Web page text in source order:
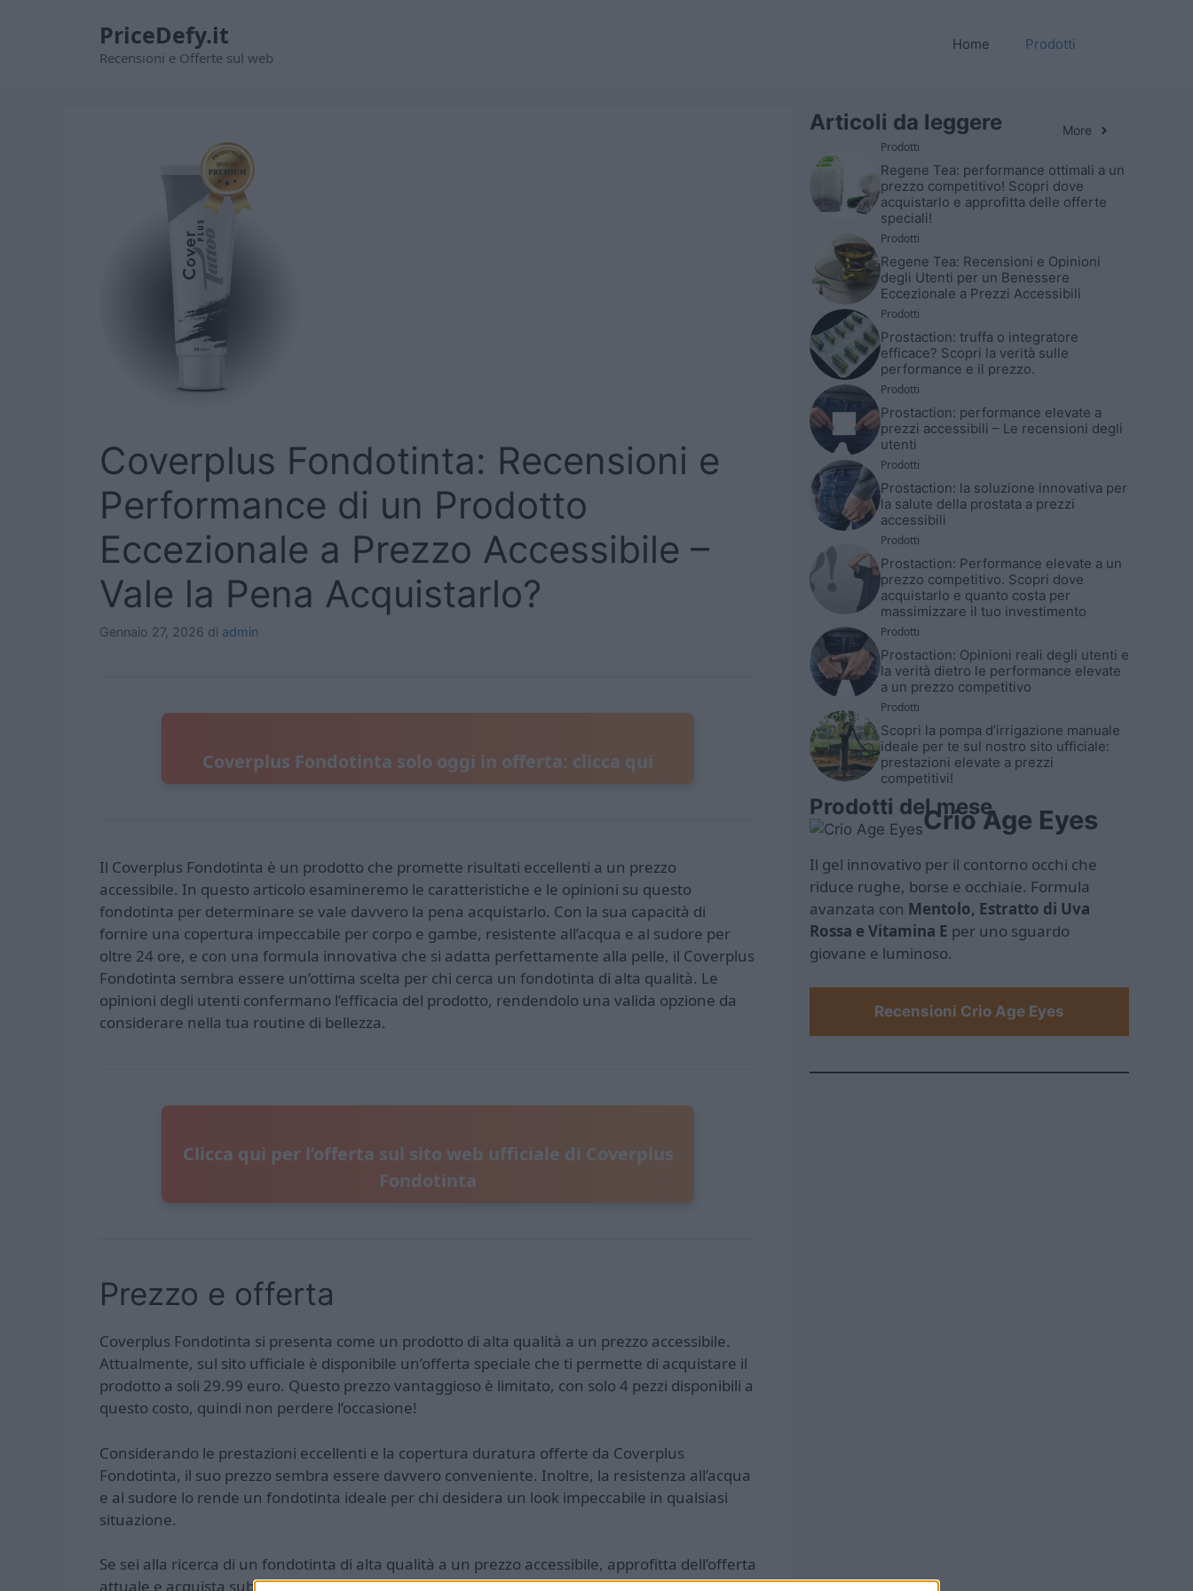
PriceDefy.it
Recensioni e Offerte sul web
Home Prodotti
Coverplus Fondotinta: Recensioni e
Performance di un Prodotto
Eccezionale a Prezzo Accessibile –
Vale la Pena Acquistarlo?
Gennaio 27, 2026 di admin
Coverplus Fondotinta solo oggi in offerta: clicca qui
Il Coverplus Fondotinta è un prodotto che promette risultati eccellenti a un prezzo
accessibile. In questo articolo esamineremo le caratteristiche e le opinioni su questo
fondotinta per determinare se vale davvero la pena acquistarlo. Con la sua capacità di
fornire una copertura impeccabile per corpo e gambe, resistente all’acqua e al sudore per
oltre 24 ore, e con una formula innovativa che si adatta perfettamente alla pelle, il Coverplus
Fondotinta sembra essere un’ottima scelta per chi cerca un fondotinta di alta qualità. Le
opinioni degli utenti confermano l’efficacia del prodotto, rendendolo una valida opzione da
considerare nella tua routine di bellezza.
Clicca qui per l’offerta sul sito web ufficiale di Coverplus
Fondotinta
Prezzo e offerta
Coverplus Fondotinta si presenta come un prodotto di alta qualità a un prezzo accessibile.
Attualmente, sul sito ufficiale è disponibile un’offerta speciale che ti permette di acquistare il
prodotto a soli 29.99 euro. Questo prezzo vantaggioso è limitato, con solo 4 pezzi disponibili a
questo costo, quindi non perdere l’occasione!
Considerando le prestazioni eccellenti e la copertura duratura offerte da Coverplus
Fondotinta, il suo prezzo sembra essere davvero conveniente. Inoltre, la resistenza all’acqua
e al sudore lo rende un fondotinta ideale per chi desidera un look impeccabile in qualsiasi
situazione.
Se sei alla ricerca di un fondotinta di alta qualità a un prezzo accessibile, approfitta dell’offerta
attuale e acquista subito il Coverplus Fondotinta dal sito ufficiale. Non lasciarti sfuggire
Articoli da leggere
More
Prodotti
Regene Tea: performance ottimali a un
prezzo competitivo! Scopri dove
acquistarlo e approfitta delle offerte
speciali!
Prodotti
Regene Tea: Recensioni e Opinioni
degli Utenti per un Benessere
Eccezionale a Prezzi Accessibili
Prodotti
Prostaction: truffa o integratore
efficace? Scopri la verità sulle
performance e il prezzo.
Prodotti
Prostaction: performance elevate a
prezzi accessibili – Le recensioni degli
utenti
Prodotti
Prostaction: la soluzione innovativa per
la salute della prostata a prezzi
accessibili
Prodotti
Prostaction: Performance elevate a un
prezzo competitivo. Scopri dove
acquistarlo e quanto costa per
massimizzare il tuo investimento
Prodotti
Prostaction: Opinioni reali degli utenti e
la verità dietro le performance elevate
a un prezzo competitivo
Prodotti
Scopri la pompa d’irrigazione manuale
ideale per te sul nostro sito ufficiale:
prestazioni elevate a prezzi
competitivi!
Prodotti del meseCrio Age Eyes
Il gel innovativo per il contorno occhi che
riduce rughe, borse e occhiaie. Formula
avanzata con Mentolo, Estratto di Uva
Rossa e Vitamina E per uno sguardo
giovane e luminoso.
Recensioni Crio Age Eyes